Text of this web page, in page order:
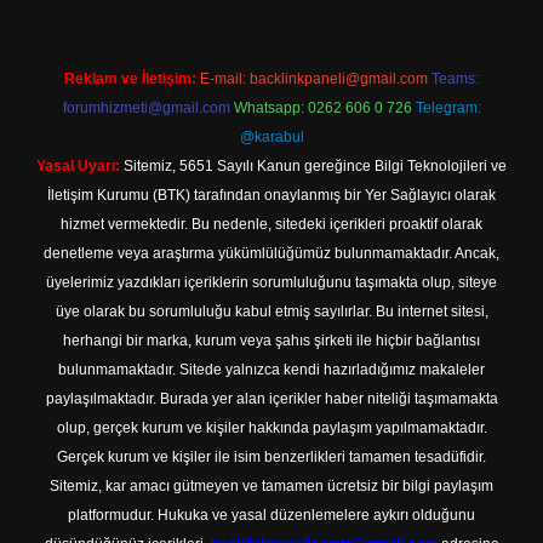
Reklam ve İletişim: E-mail: backlinkpaneli@gmail.com Teams:
forumhizmeti@gmail.com Whatsapp: 0262 606 0 726 Telegram:
@karabul
Yasal Uyarı: Sitemiz, 5651 Sayılı Kanun gereğince Bilgi Teknolojileri ve
İletişim Kurumu (BTK) tarafından onaylanmış bir Yer Sağlayıcı olarak
hizmet vermektedir. Bu nedenle, sitedeki içerikleri proaktif olarak
denetleme veya araştırma yükümlülüğümüz bulunmamaktadır. Ancak,
üyelerimiz yazdıkları içeriklerin sorumluluğunu taşımakta olup, siteye
üye olarak bu sorumluluğu kabul etmiş sayılırlar. Bu internet sitesi,
herhangi bir marka, kurum veya şahıs şirketi ile hiçbir bağlantısı
bulunmamaktadır. Sitede yalnızca kendi hazırladığımız makaleler
paylaşılmaktadır. Burada yer alan içerikler haber niteliği taşımamakta
olup, gerçek kurum ve kişiler hakkında paylaşım yapılmamaktadır.
Gerçek kurum ve kişiler ile isim benzerlikleri tamamen tesadüfidir.
Sitemiz, kar amacı gütmeyen ve tamamen ücretsiz bir bilgi paylaşım
platformudur. Hukuka ve yasal düzenlemelere aykırı olduğunu